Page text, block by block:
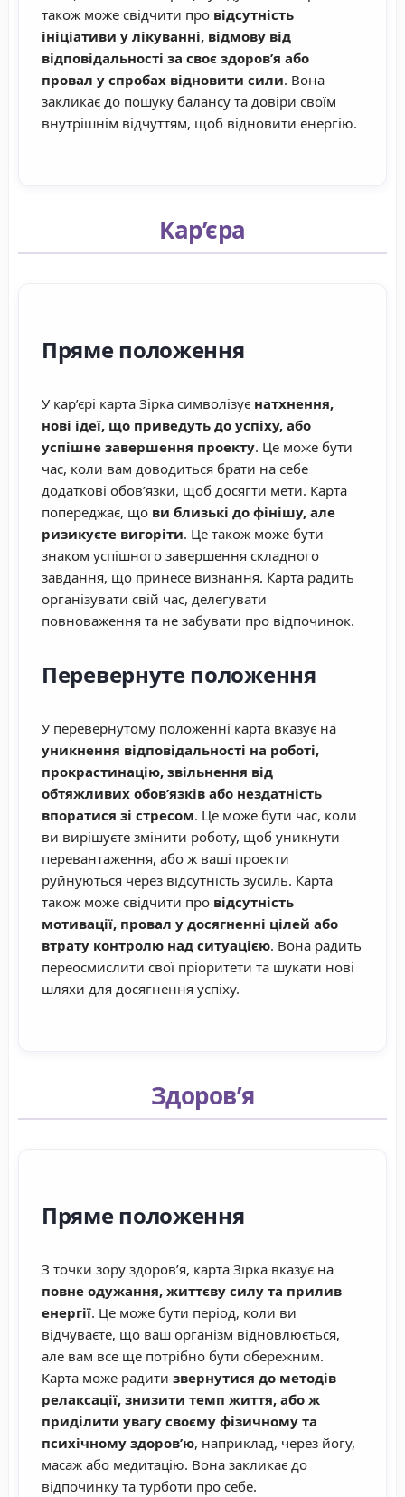
також може свідчити про відсутність
ініціативи у лікуванні, відмову від
відповідальності за своє здоров’я або
провал у спробах відновити сили. Вона
закликає до пошуку балансу та довіри своїм
внутрішнім відчуттям, щоб відновити енергію.
Кар’єра
Пряме положення
У кар’єрі карта Зірка символізує натхнення,
нові ідеї, що приведуть до успіху, або
успішне завершення проекту. Це може бути
час, коли вам доводиться брати на себе
додаткові обов’язки, щоб досягти мети. Карта
попереджає, що ви близькі до фінішу, але
ризикуєте вигоріти. Це також може бути
знаком успішного завершення складного
завдання, що принесе визнання. Карта радить
організувати свій час, делегувати
повноваження та не забувати про відпочинок.
Перевернуте положення
У перевернутому положенні карта вказує на
уникнення відповідальності на роботі,
прокрастинацію, звільнення від
обтяжливих обов’язків або нездатність
впоратися зі стресом. Це може бути час, коли
ви вирішуєте змінити роботу, щоб уникнути
перевантаження, або ж ваші проекти
руйнуються через відсутність зусиль. Карта
також може свідчити про відсутність
мотивації, провал у досягненні цілей або
втрату контролю над ситуацією. Вона радить
переосмислити свої пріоритети та шукати нові
шляхи для досягнення успіху.
Здоров’я
Пряме положення
З точки зору здоров’я, карта Зірка вказує на
повне одужання, життєву силу та прилив
енергії. Це може бути період, коли ви
відчуваєте, що ваш організм відновлюється,
але вам все ще потрібно бути обережним.
Карта може радити звернутися до методів
релаксації, знизити темп життя, або ж
приділити увагу своєму фізичному та
психічному здоров’ю, наприклад, через йогу,
масаж або медитацію. Вона закликає до
відпочинку та турботи про себе.